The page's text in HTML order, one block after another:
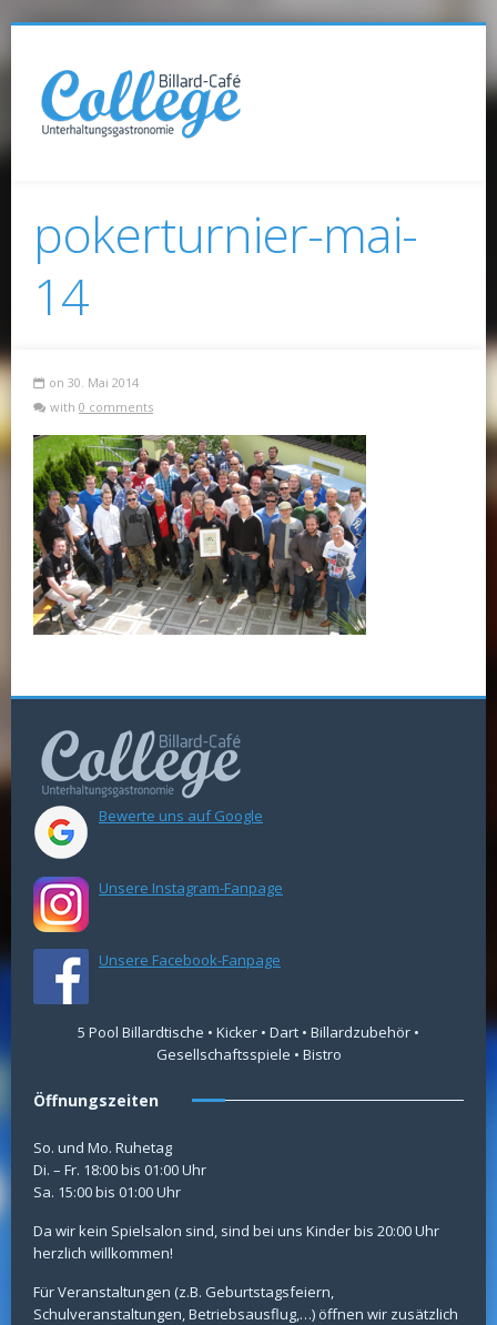
pokerturnier-mai-
14
on 30. Mai 2014
with 0 comments
Bewerte uns auf Google
Unsere Instagram-Fanpage
Unsere Facebook-Fanpage
5 Pool Billardtische • Kicker • Dart • Billardzubehör •
Gesellschaftsspiele • Bistro
Öffnungszeiten
So. und Mo. Ruhetag
Di. – Fr. 18:00 bis 01:00 Uhr
Sa. 15:00 bis 01:00 Uhr
Da wir kein Spielsalon sind, sind bei uns Kinder bis 20:00 Uhr
herzlich willkommen!
Für Veranstaltungen (z.B. Geburtstagsfeiern,
Schulveranstaltungen, Betriebsausflug,…) öffnen wir zusätzlich